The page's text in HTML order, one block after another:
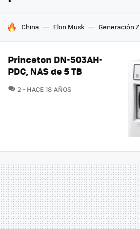
HOY SE HABLA DE
China Elon Musk Generación Z
Princeton DN-503AH-
PDC, NAS de 5 TB
2 COMENTARIOS
HACE 18 AÑOS